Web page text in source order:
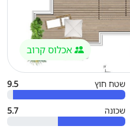
אכלוס קרוב
שטח חוץ 9.5
שכונה 5.7